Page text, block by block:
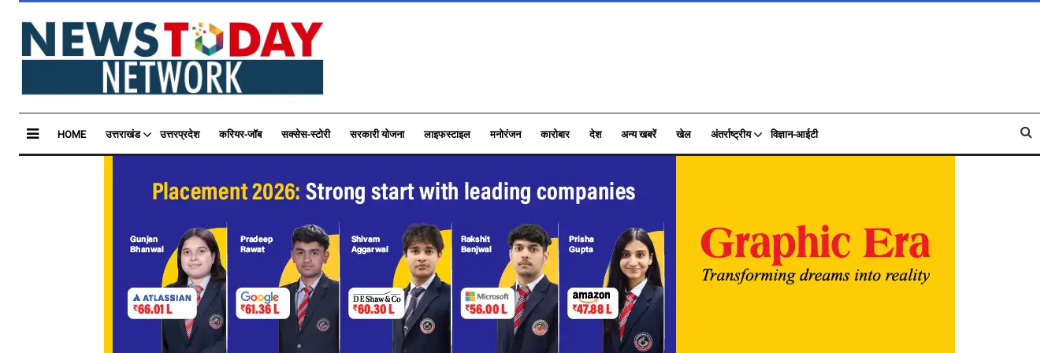
HOME उत्तराखंड उत्तरप्रदेश करियर-जॉब सक्सेस-स्टोरी सरकारी योजना लाइफस्टाइल मनोरंजन कारोबार देश अन्य खबरें खेल अंतर्राष्ट्रीय विज्ञान-आईटी